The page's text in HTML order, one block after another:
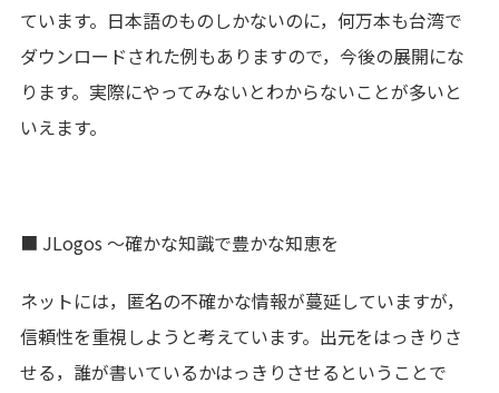
ています。日本語のものしかないのに，何万本も台湾で
ダウンロードされた例もありますので，今後の展開にな
ります。実際にやってみないとわからないことが多いと
いえます。
■ JLogos ～確かな知識で豊かな知恵を
ネットには，匿名の不確かな情報が蔓延していますが，
信頼性を重視しようと考えています。出元をはっきりさ
せる，誰が書いているかはっきりさせるということで